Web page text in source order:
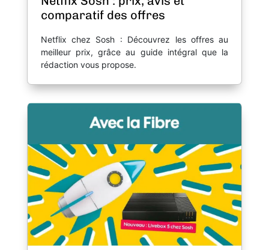
comparatif des offres
Netflix chez Sosh : Découvrez les offres au
meilleur prix, grâce au guide intégral que la
rédaction vous propose.